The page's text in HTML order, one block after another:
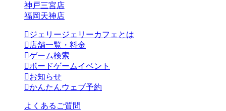
神戸三宮店
福岡天神店
ジェリージェリーカフェとは
店舗一覧・料金
ゲーム検索
ボードゲームイベント
お知らせ
かんたんウェブ予約
よくあるご質問